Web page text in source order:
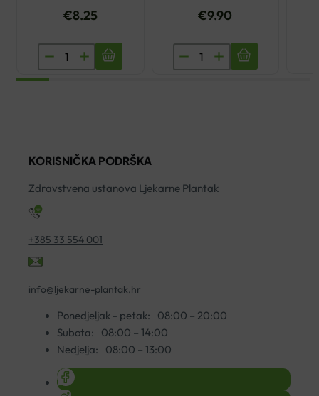
€8.25
LENISAL
HERBAL
količina
€9.90
DR.THEISS
IMMUNO
KORISNIČKA PODRŠKA
Zdravstvena ustanova Ljekarne Plantak
+385 33 554 001
info@ljekarne-plantak.hr
Ponedjeljak - petak:
08:00 – 20:00
Subota:
08:00 – 14:00
Nedjelja:
08:00 – 13:00